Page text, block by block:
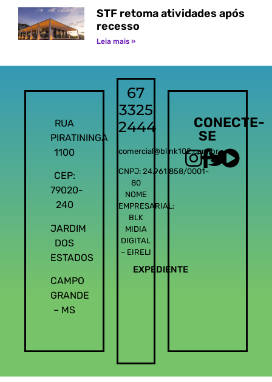
STF retoma atividades após
recesso
Leia mais »
RUA
PIRATININGA
1100
CEP:
79020-
240
JARDIM
DOS
ESTADOS
CAMPO
GRANDE
– MS
67
3325
2444
comercial@blink102.com.br
CNPJ: 24.961.858/0001-
80
NOME
EMPRESARIAL:
BLK
MIDIA
DIGITAL
– EIRELI
EXPEDIENTE
CONECTE-
SE